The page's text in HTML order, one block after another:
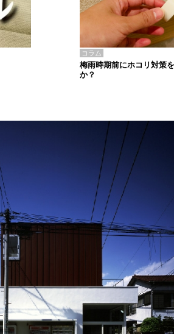
コラム
梅雨時期前にホコリ対策
か？